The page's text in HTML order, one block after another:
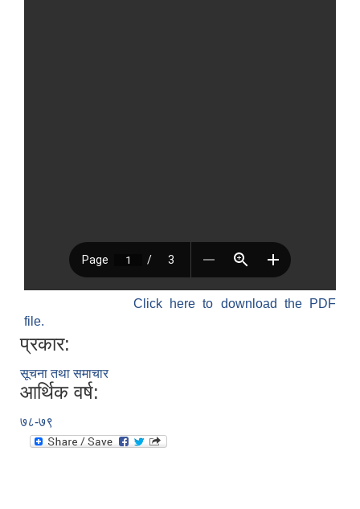
Click here to download the PDF
file.
प्रकार:
सूचना तथा समाचार
आर्थिक वर्ष:
७८-७९